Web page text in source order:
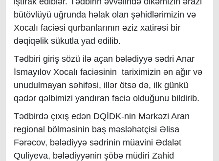
bütövlüyü uğrunda həlak olan şəhidlərimizin və
Xocalı faciəsi qurbanlarının əziz xatirəsi bir
dəqiqəlik sükutla yad edilib.
Tədbiri giriş sözü ilə açan bələdiyyə sədri Anar
İsmayılov Xocalı faciəsinin tariximizin ən ağır və
unudulmayan səhifəsi, illər ötsə də, ilk günkü
qədər qəlbimizi yandıran faciə olduğunu bildirib.
Tədbirdə çıxış edən DQİDK-nin Mərkəzi Aran
regional bölməsinin baş məsləhətçisi Əlisa
Fərəcov, bələdiyyə sədrinin müavini Ədalət
Quliyeva, bələdiyyənin şöbə müdiri Zahid